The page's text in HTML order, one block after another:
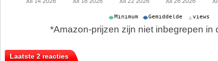
*Amazon-prijzen zijn niet inbegrepen in
Laatste 2 reacties